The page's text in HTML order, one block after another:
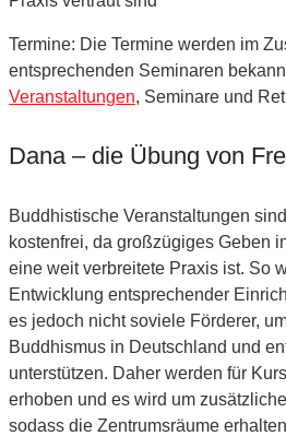
Termine: Die Termine werden im
entsprechenden Seminaren
Veranstaltungen, Seminare und
Dana – die Übung von
Buddhistische Veranstaltungen
kostenfrei, da großzügiges Geben
eine weit verbreitete Praxis ist. So
Entwicklung entsprechender
es jedoch nicht soviele Förderer,
Buddhismus in Deutschland und
unterstützen. Daher werden für
erhoben und es wird um
sodass die Zentrumsräume